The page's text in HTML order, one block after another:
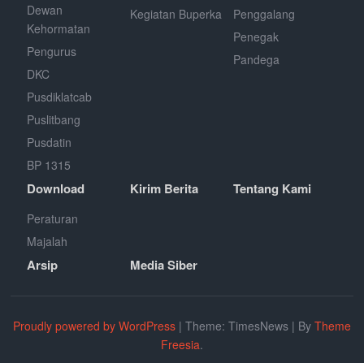
Dewan
Kehormatan
Pengurus
DKC
Pusdiklatcab
Puslitbang
Pusdatin
BP 1315
Kegiatan Buperka
Penggalang
Penegak
Pandega
Download
Peraturan
Majalah
Kirim Berita Tentang Kami
Arsip Media Siber
Proudly powered by WordPress | Theme: TimesNews | By Theme
Freesia.